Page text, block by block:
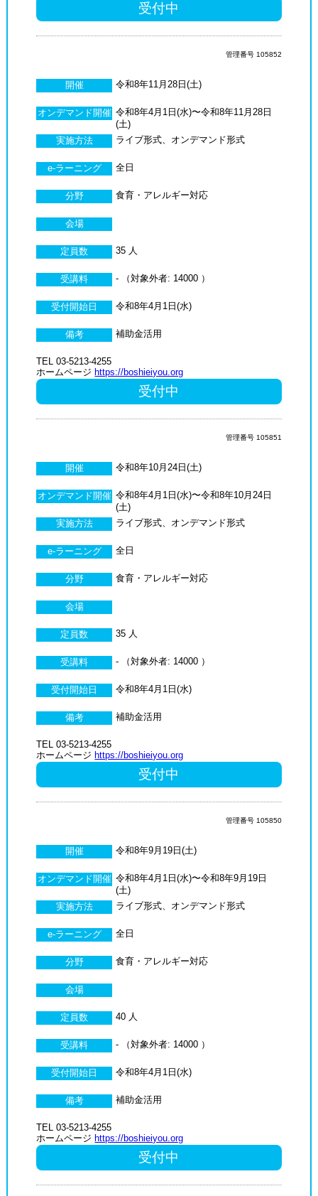
受付中
開催 令和8年11月28日(土)
オンデマンド開催 令和8年4月1日(水)〜令和8年11月28日
(土)
実施方法
ライブ形式、オンデマンド形式
e-ラーニング 全日
分野 食育・アレルギー対応
会場
定員数 35 人
受講料 - （対象外者: 14000 ）
受付開始日 令和8年4月1日(水)
備考 補助金活用
TEL 03-5213-4255
ホームページ https://boshieiyou.org
受付中
管理番号 105852
開催 令和8年10月24日(土)
オンデマンド開催 令和8年4月1日(水)〜令和8年10月24日
(土)
実施方法
ライブ形式、オンデマンド形式
e-ラーニング 全日
分野 食育・アレルギー対応
会場
定員数 35 人
受講料 - （対象外者: 14000 ）
受付開始日 令和8年4月1日(水)
備考 補助金活用
TEL 03-5213-4255
ホームページ https://boshieiyou.org
受付中
管理番号 105851
開催 令和8年9月19日(土)
オンデマンド開催 令和8年4月1日(水)〜令和8年9月19日
(土)
実施方法
ライブ形式、オンデマンド形式
e-ラーニング 全日
分野 食育・アレルギー対応
会場
定員数 40 人
受講料 - （対象外者: 14000 ）
受付開始日 令和8年4月1日(水)
備考 補助金活用
TEL 03-5213-4255
ホームページ https://boshieiyou.org
受付中
管理番号 105850